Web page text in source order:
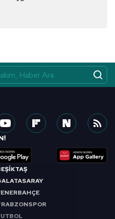
kullanılacaktır.
Kanunu uyarınca
okumak ve sitemizde